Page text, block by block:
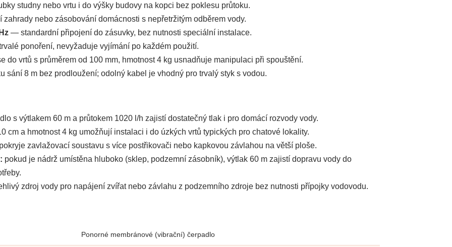
studny nebo vrtu i do výšky budovy na kopci bez poklesu průtoku.
nebo zásobování domácnosti s nepřetržitým odběrem vody.
— standardní připojení do zásuvky, bez nutnosti speciální instalace.
ponoření, nevyžaduje vyjímání po každém použití.
do vrtů s průměrem od 100 mm, hmotnost 4 kg usnadňuje manipulaci při spouštění.
8 m bez prodloužení; odolný kabel je vhodný pro trvalý styk s vodou.
s výtlakem 60 m a průtokem 1020 l/h zajistí dostatečný tlak i pro domácí rozvody vody.
cm a hmotnost 4 kg umožňují instalaci i do úzkých vrtů typických pro chatové lokality.
zavlažovací soustavu s více postřikovači nebo kapkovou závlahou na větší ploše.
pokud je nádrž umístěna hluboko (sklep, podzemní zásobník), výtlak 60 m zajistí dopravu vody do
zdroj vody pro napájení zvířat nebo závlahu z podzemního zdroje bez nutnosti přípojky vodovodu.
Ponorné membránové (vibrační) čerpadlo